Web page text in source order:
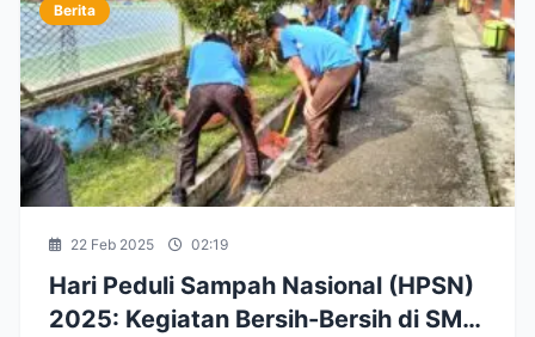
Berita
22 Feb 2025 02:19
Hari Peduli Sampah Nasional (HPSN)
2025: Kegiatan Bersih-Bersih di SMP